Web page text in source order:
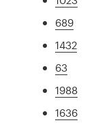
689
1432
63
1988
1636